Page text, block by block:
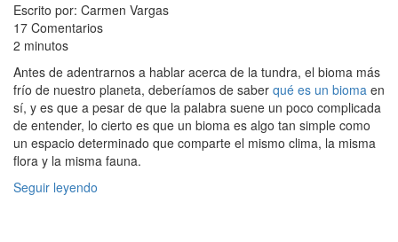
Escrito por: Carmen Vargas
17 Comentarios
2 minutos
Antes de adentrarnos a hablar acerca de la tundra, el bioma más
frío de nuestro planeta, deberíamos de saber qué es un bioma en
sí, y es que a pesar de que la palabra suene un poco complicada
de entender, lo cierto es que un bioma es algo tan simple como
un espacio determinado que comparte el mismo clima, la misma
flora y la misma fauna.
Seguir leyendo